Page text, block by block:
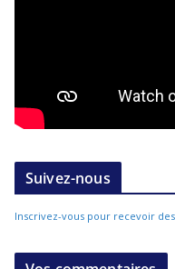
Suivez-nous
Inscrivez-vous pour recevoir